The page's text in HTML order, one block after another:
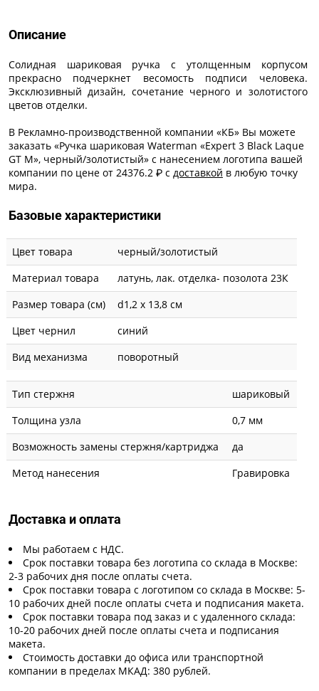
Описание
Солидная шариковая ручка с утолщенным корпусом
прекрасно подчеркнет весомость подписи человека.
Эксклюзивный дизайн, сочетание черного и золотистого
цветов отделки.
В Рекламно-производственной компании «КБ» Вы можете
заказать «Ручка шариковая Waterman «Expert 3 Black Laque
GT M», черный/золотистый» с нанесением логотипа вашей
компании по цене от 24376.2 ₽ с доставкой в любую точку
мира.
Базовые характеристики
Цвет товара
черный/золотистый
Материал товара
латунь, лак. отделка- позолота 23К
Размер товара (см)
d1,2 х 13,8 см
Цвет чернил
синий
Вид механизма
поворотный
Тип стержня
шариковый
Толщина узла
0,7 мм
Возможность замены стержня/картриджа
да
Метод нанесения
Гравировка
Доставка и оплата
Мы работаем с НДС.
Срок поставки товара без логотипа со склада в Москве:
2-3 рабочих дня после оплаты счета.
Срок поставки товара с логотипом со склада в Москве: 5-
10 рабочих дней после оплаты счета и подписания макета.
Срок поставки товара под заказ и с удаленного склада:
10-20 рабочих дней после оплаты счета и подписания
макета.
Стоимость доставки до офиса или транспортной
компании в пределах МКАД: 380 рублей.